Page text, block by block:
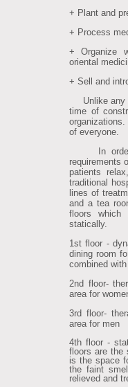
+ Plant and
+ Process
+ Organize
oriental
+ Sell and
Unlike any
time of
of everyone.
In order
requirements
patients
traditional
lines of
and a tea
floors which
statically.
1st floor -
dining room
combined
2nd floor-
area for
3rd floor-
area for men
4th floor -
floors are the
is the space
the faint
relieved and